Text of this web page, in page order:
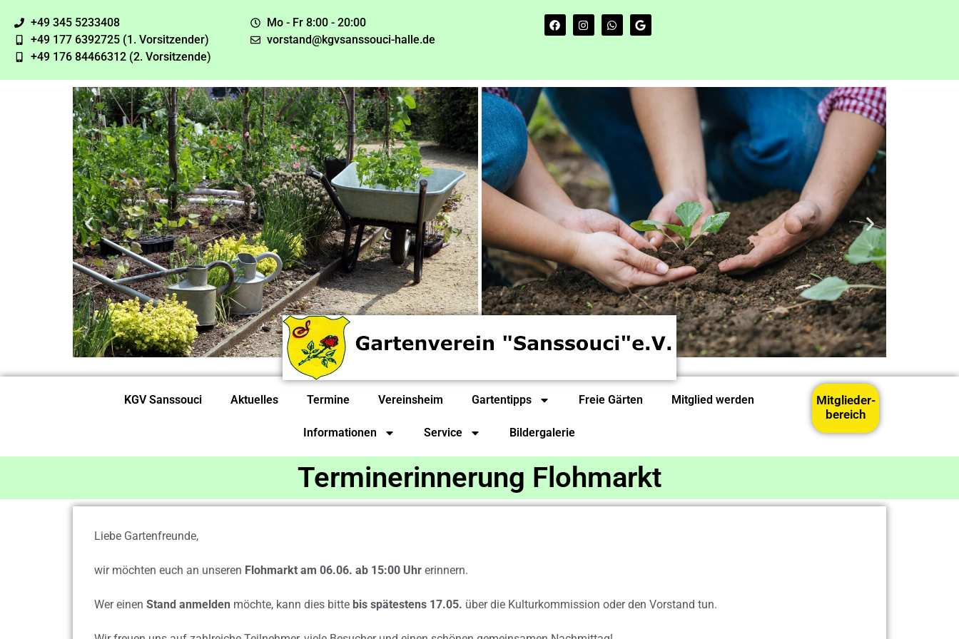
+49 345 5233408
+49 177 6392725 (1. Vorsitzender)
+49 176 84466312 (2. Vorsitzende)
Mo - Fr 8:00 - 20:00
vorstand@kgvsanssouci-halle.de
KGV Sanssouci Aktuelles Termine Vereinsheim Gartentipps Freie Gärten Mitglied werden
Informationen Service Bildergalerie
Mitglieder-
bereich
Terminerinnerung Flohmarkt
Liebe Gartenfreunde,
wir möchten euch an unseren Flohmarkt am 06.06. ab 15:00 Uhr erinnern.
Wer einen Stand anmelden möchte, kann dies bitte bis spätestens 17.05. über die Kulturkommission oder den Vorstand tun.